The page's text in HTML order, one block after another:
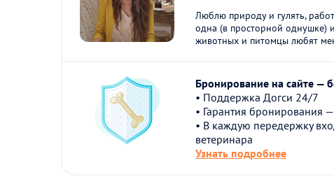
Люблю природу и гулять,
одна (в просторной однушке)
животных и питомцы любят
Бронирование на сайте —
• Поддержка Догси 24/7
• Гарантия бронирования
• В каждую передержку
ветеринара
Узнать подробнее